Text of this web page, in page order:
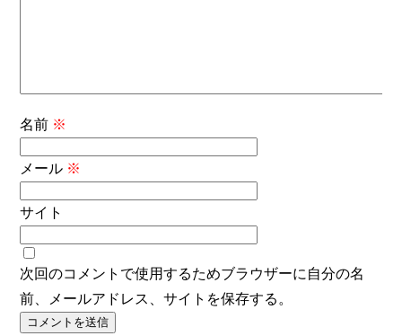
名前 ※
メール ※
サイト
次回のコメントで使用するためブラウザーに自分の名
前、メールアドレス、サイトを保存する。